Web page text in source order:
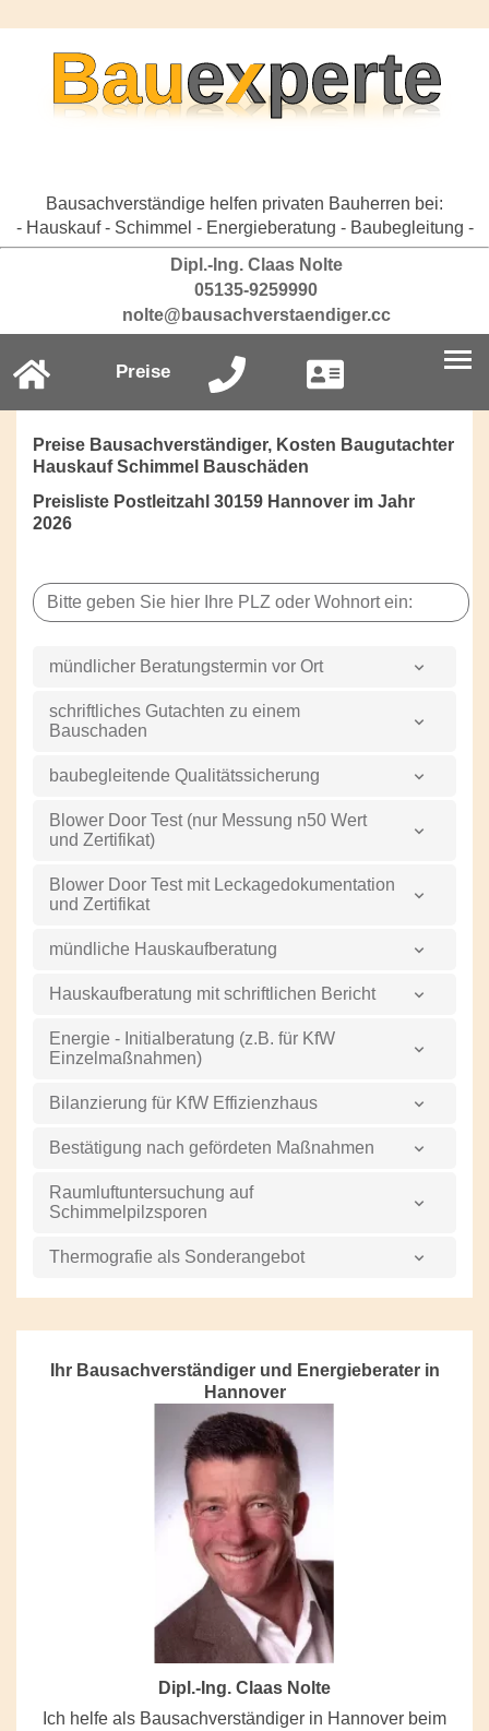
Bausachverständige helfen privaten Bauherren bei:
- Hauskauf - Schimmel - Energieberatung - Baubegleitung -
Dipl.-Ing. Claas Nolte
05135-9259990
nolte@bausachverstaendiger.cc
Preise
Preise Bausachverständiger, Kosten Baugutachter
Hauskauf Schimmel Bauschäden
Preisliste Postleitzahl 30159 Hannover im Jahr
2026
mündlicher Beratungstermin vor Ort
schriftliches Gutachten zu einem
Bauschaden
baubegleitende Qualitätssicherung
Blower Door Test (nur Messung n50 Wert
und Zertifikat)
Blower Door Test mit Leckagedokumentation
und Zertifikat
mündliche Hauskaufberatung
Hauskaufberatung mit schriftlichen Bericht
Energie - Initialberatung (z.B. für KfW
Einzelmaßnahmen)
Bilanzierung für KfW Effizienzhaus
Bestätigung nach gefördeten Maßnahmen
Raumluftuntersuchung auf
Schimmelpilzsporen
Thermografie als Sonderangebot
Ihr Bausachverständiger und Energieberater in
Hannover
Dipl.-Ing. Claas Nolte
Ich helfe als Bausachverständiger in Hannover beim